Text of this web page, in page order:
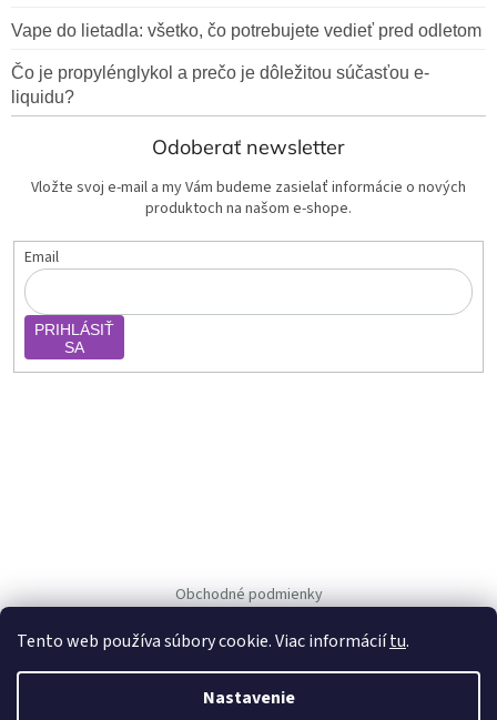
Tento web používa súbory cookie. Viac informáciítu.
Nastavenie
Vape do lietadla: všetko, čo potrebujete vedieť pred odletom
Čo je propylénglykol a prečo je dôležitou súčasťou e-
liquidu?
Odoberať newsletter
Vložte svoj e-mail a my Vám budeme zasielať informácie o nových
produktoch na našom e-shope.
Email
PRIHLÁSIŤ
SA
Obchodné podmienky
Ochrana osob. údajov